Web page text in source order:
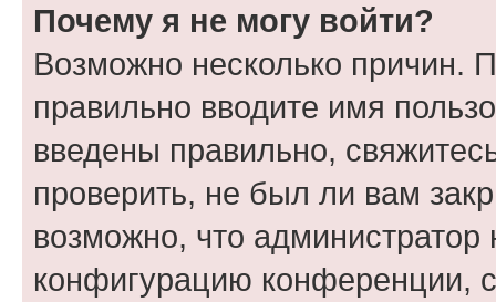
Почему я не могу войти?
Возможно несколько причин.
правильно вводите имя
введены правильно,
проверить, не был ли вам
возможно, что администратор
конфигурацию конференции,